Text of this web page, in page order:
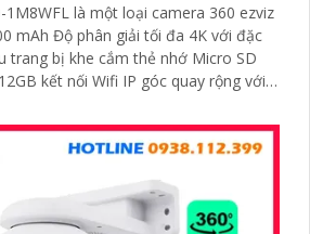
1M8WFL là một loại camera 360 ezviz
mAh Độ phân giải tối đa 4K với đặc
trang bị khe cắm thẻ nhớ Micro SD
kết nối Wifi IP góc quay rộng với